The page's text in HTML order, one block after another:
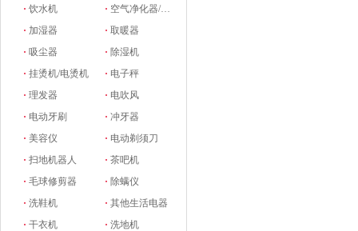
·饮水机 · 空气净化器/新风系统
· 加湿器 ·取暖器
·吸尘器 · 除湿机
·挂烫机/电烫机 · 电子秤
·理发器 · 电吹风
· 电动牙刷 ·冲牙器
·美容仪 · 电动剃须刀
·扫地机器人 ·茶吧机
·毛球修剪器 · 除螨仪
·洗鞋机 ·其他生活电器
·干衣机 ·洗地机